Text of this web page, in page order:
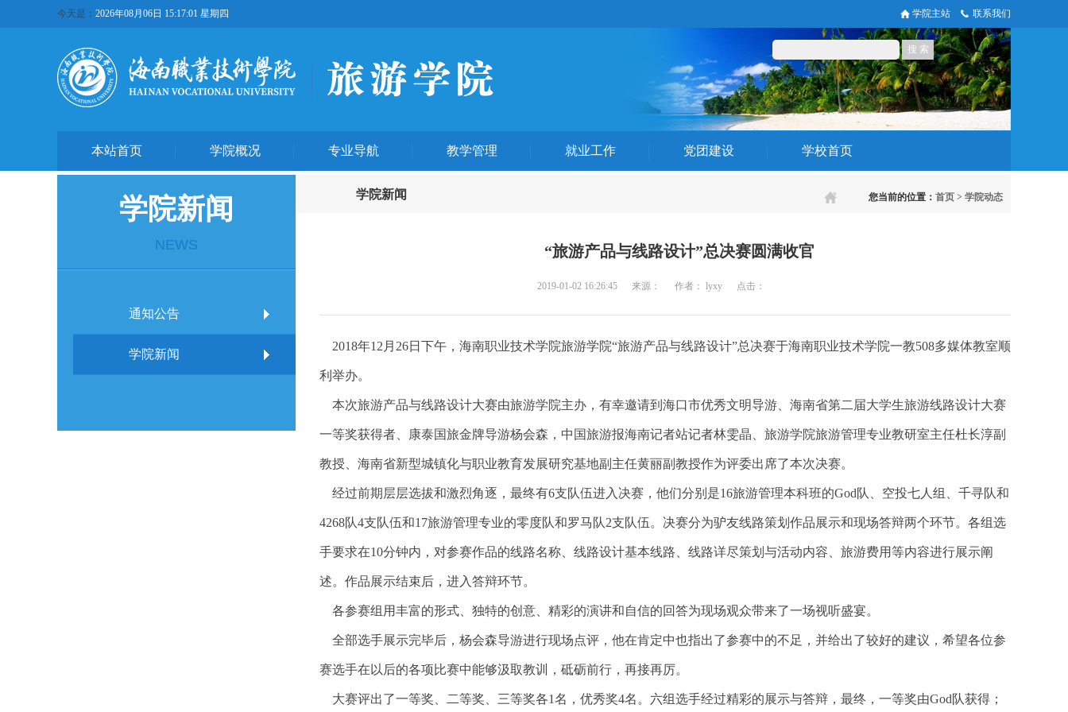
今天是： 2026年08月06日 15:17:01 星期四 学院主站 联系我们
本站首页 学院概况 专业导航 教学管理 就业工作 党团建设 学校首页
学院新闻
NEWS
通知公告
学院新闻
学院新闻 您当前的位置： 首页 > 学院动态
“旅游产品与线路设计”总决赛圆满收官
2019-01-02 16:26:45 来源： 作者： lyxy 点击：
2018年12月26日下午，海南职业技术学院旅游学院“旅游产品与线路设计”总决赛于海南职业技术学院一教508多媒体教室顺
利举办。
本次旅游产品与线路设计大赛由旅游学院主办，有幸邀请到海口市优秀文明导游、海南省第二届大学生旅游线路设计大赛
一等奖获得者、康泰国旅金牌导游杨会森，中国旅游报海南记者站记者林雯晶、旅游学院旅游管理专业教研室主任杜长淳副
教授、海南省新型城镇化与职业教育发展研究基地副主任黄丽副教授作为评委出席了本次决赛。
经过前期层层选拔和激烈角逐，最终有6支队伍进入决赛，他们分别是16旅游管理本科班的God队、空投七人组、千寻队和
4268队4支队伍和17旅游管理专业的零度队和罗马队2支队伍。决赛分为驴友线路策划作品展示和现场答辩两个环节。各组选
手要求在10分钟内，对参赛作品的线路名称、线路设计基本线路、线路详尽策划与活动内容、旅游费用等内容进行展示阐
述。作品展示结束后，进入答辩环节。
各参赛组用丰富的形式、独特的创意、精彩的演讲和自信的回答为现场观众带来了一场视听盛宴。
全部选手展示完毕后，杨会森导游进行现场点评，他在肯定中也指出了参赛中的不足，并给出了较好的建议，希望各位参
赛选手在以后的各项比赛中能够汲取教训，砥砺前行，再接再厉。
大赛评出了一等奖、二等奖、三等奖各1名，优秀奖4名。六组选手经过精彩的展示与答辩，最终，一等奖由God队获得；